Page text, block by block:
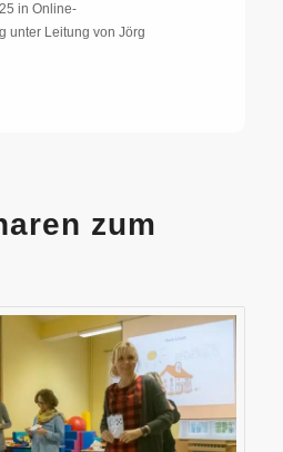
in Online-
unter Leitung von Jörg
zum